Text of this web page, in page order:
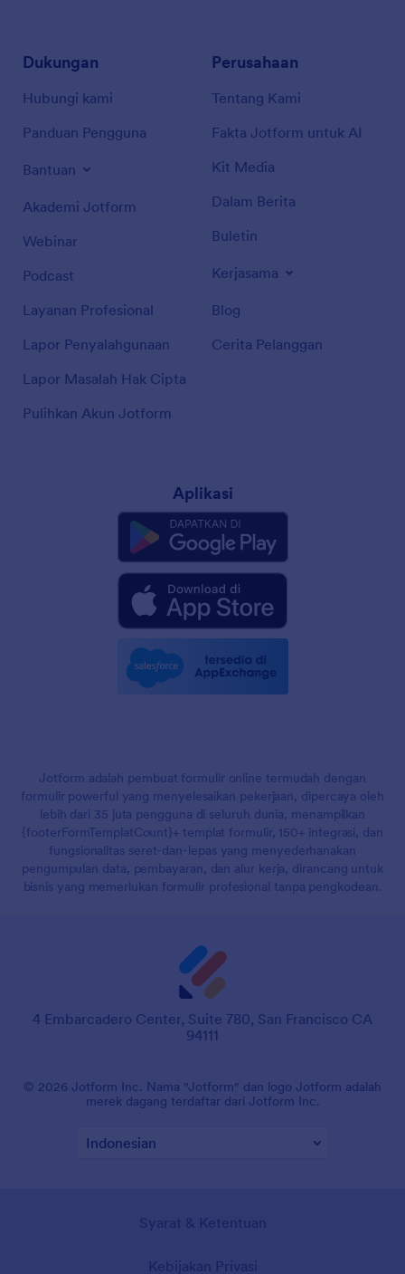
Dukungan
Hubungi kami
Panduan Pengguna
Bantuan
Akademi Jotform
Webinar
Podcast
Layanan Profesional
Lapor Penyalahgunaan
Lapor Masalah Hak Cipta
Pulihkan Akun Jotform
Perusahaan
Tentang Kami
Fakta Jotform untuk AI
Kit Media
Dalam Berita
Buletin
Kerjasama
Blog
Cerita Pelanggan
Aplikasi
Jotform adalah pembuat formulir online termudah dengan
formulir powerful yang menyelesaikan pekerjaan, dipercaya oleh
lebih dari 35 juta pengguna di seluruh dunia, menampilkan
{footerFormTemplatCount}+ templat formulir, 150+ integrasi, dan
fungsionalitas seret-dan-lepas yang menyederhanakan
pengumpulan data, pembayaran, dan alur kerja, dirancang untuk
bisnis yang memerlukan formulir profesional tanpa pengkodean.
4 Embarcadero Center, Suite 780, San Francisco CA
94111
© 2026 Jotform Inc. Nama "Jotform" dan logo Jotform adalah
merek dagang terdaftar dari Jotform Inc.
Syarat & Ketentuan
Kebijakan Privasi